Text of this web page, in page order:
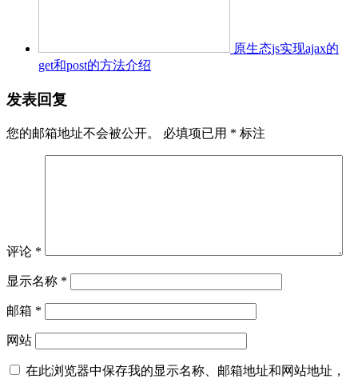
原生态js实现ajax的
get和post的方法介绍
发表回复
您的邮箱地址不会被公开。 必填项已用 * 标注
评论 *
显示名称 *
邮箱 *
网站
在此浏览器中保存我的显示名称、邮箱地址和网站地址，